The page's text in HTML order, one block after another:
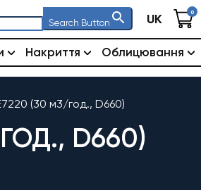
Search Button UK 0
Накриття Облицювання
(30 м3/год., D660)
D660)